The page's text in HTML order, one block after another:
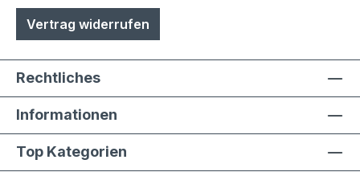
Vertrag widerrufen
Rechtliches
Informationen
Top Kategorien